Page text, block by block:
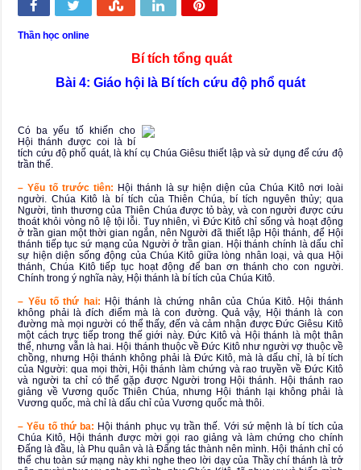
Thần học online
Bí tích tổng quát
Bài 4: Giáo hội là Bí tích cứu độ phổ quát
Có ba yếu tố khiến cho
Hội thánh được coi là bí
tích cứu độ phổ quát, là khí cụ Chúa Giêsu thiết lập và sử dụng để cứu độ
trần thế.
– Yếu tố trước tiên: Hội thánh là sự hiện diện của Chúa Kitô nơi loài
người. Chúa Kitô là bí tích của Thiên Chúa, bí tích nguyên thủy; qua
Người, tình thương của Thiên Chúa được tỏ bày, và con người được cứu
thoát khỏi vòng nô lệ tội lỗi. Tuy nhiên, vì Đức Kitô chỉ sống và hoạt động
ở trần gian một thời gian ngắn, nên Người đã thiết lập Hội thánh, để Hội
thánh tiếp tục sứ mạng của Người ở trần gian. Hội thánh chính là dấu chỉ
sự hiện diện sống động của Chúa Kitô giữa lòng nhân loại, và qua Hội
thánh, Chúa Kitô tiếp tục hoạt động để ban ơn thánh cho con người.
Chính trong ý nghĩa này, Hội thánh là bí tích của Chúa Kitô.
– Yếu tố thứ hai: Hội thánh là chứng nhân của Chúa Kitô. Hội thánh
không phải là đích điểm mà là con đường. Quả vậy, Hội thánh là con
đường mà mọi người có thể thấy, đến và cảm nhận được Đức Giêsu Kitô
một cách trực tiếp trong thế giới này. Đức Kitô và Hội thánh là một thân
thể, nhưng vẫn là hai. Hội thánh thuộc về Đức Kitô như người vợ thuộc về
chồng, nhưng Hội thánh không phải là Đức Kitô, mà là dấu chỉ, là bí tích
của Người: qua mọi thời, Hội thánh làm chứng và rao truyền về Đức Kitô
và người ta chỉ có thể gặp được Người trong Hội thánh. Hội thánh rao
giảng về Vương quốc Thiên Chúa, nhưng Hội thánh lại không phải là
Vương quốc, mà chỉ là dấu chỉ của Vương quốc mà thôi.
– Yếu tố thứ ba: Hội thánh phục vụ trần thế. Với sứ mệnh là bí tích của
Chúa Kitô, Hội thánh được mời gọi rao giảng và làm chứng cho chính
Đấng là đầu, là Phu quân và là Đấng tác thành nên mình. Hội thánh chỉ có
thể chu toàn sứ mạng này khi nghe theo lời dạy của Thầy chí thánh là trở